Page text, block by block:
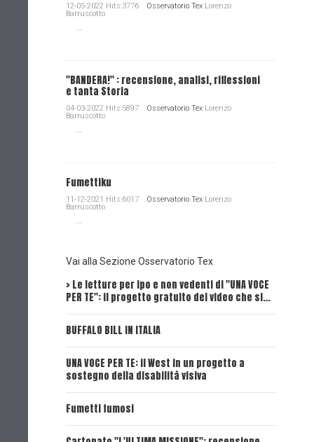
12-05-2022 Hits:3776 Osservatorio Tex Lorenzo
Barruscotto
...
"BANDERA!" : recensione, analisi, riflessioni
e tanta Storia
04-03-2022 Hits:5897 Osservatorio Tex Lorenzo
Barruscotto
...
Fumettiku
11-12-2021 Hits:6017 Osservatorio Tex Lorenzo
Barruscotto
...
Vai alla Sezione Osservatorio Tex
> Le letture per ipo e non vedenti di "UNA VOCE
PER TE": il progetto gratuito dei video che si…
BUFFALO BILL IN ITALIA
UNA VOCE PER TE: il West in un progetto a
sostegno della disabilità visiva
Fumetti fumosi